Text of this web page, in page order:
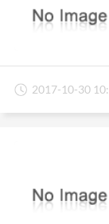
家怎么搬省钱？昆明
市搬家到加拿大从大
到西班牙从广州市搬
2017-10-30